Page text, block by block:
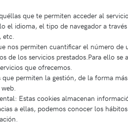
que te permiten acceder al
el idioma, el tipo de navegador a
etc.
nos permiten cuantificar el número
de los servicios prestados.Para ello
que ofrecemos.
permiten la gestión, de la forma
Estas cookies almacenan
a ellas, podemos conocer los